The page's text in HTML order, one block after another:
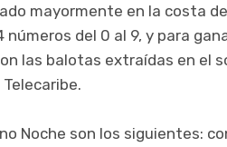
mayormente en la costa
del 0 al 9, y para
las balotas extraídas en el
Noche son los siguientes: